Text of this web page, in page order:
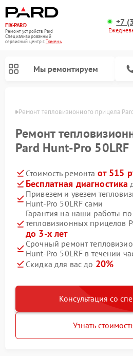
FIX-PARD
Ремонт устройств Pard
Специализированный
cервисный центр г.Тюмень
+7
Мы ремонтируем
Ремонт тепловизионного прицела
Ремонт
Pard Hunt-Pro
Стоимость ремонта от 515
Бесплатная диагностика
Привезем и увезем
Hunt-Pro 50LRF сами
Гарантия на наши работы
тепловизионных прицелов
до 3-х лет
Срочный ремонт
Hunt-Pro 50LRF в течении
Скидка для вас до 20%
Консультация со
Узнать